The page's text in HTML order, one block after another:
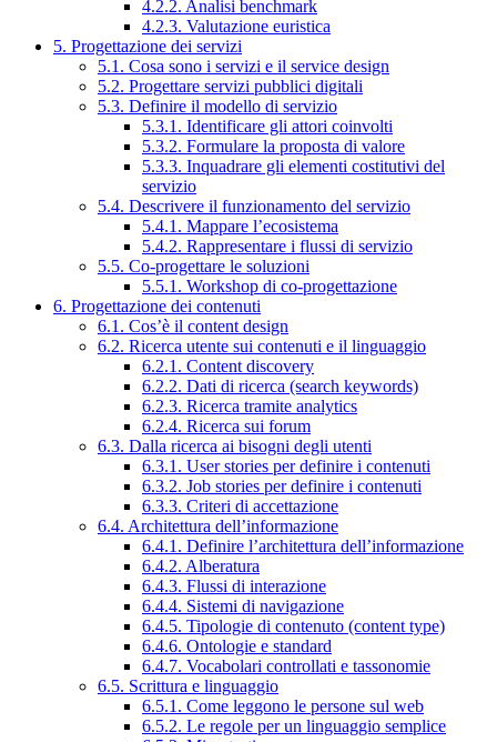
4.2.2. Analisi benchmark
4.2.3. Valutazione euristica
5. Progettazione dei servizi
5.1. Cosa sono i servizi e il service design
5.2. Progettare servizi pubblici digitali
5.3. Definire il modello di servizio
5.3.1. Identificare gli attori coinvolti
5.3.2. Formulare la proposta di valore
5.3.3. Inquadrare gli elementi costitutivi del
servizio
5.4. Descrivere il funzionamento del servizio
5.4.1. Mappare l’ecosistema
5.4.2. Rappresentare i flussi di servizio
5.5. Co-progettare le soluzioni
5.5.1. Workshop di co-progettazione
6. Progettazione dei contenuti
6.1. Cos’è il content design
6.2. Ricerca utente sui contenuti e il linguaggio
6.2.1. Content discovery
6.2.2. Dati di ricerca (search keywords)
6.2.3. Ricerca tramite analytics
6.2.4. Ricerca sui forum
6.3. Dalla ricerca ai bisogni degli utenti
6.3.1. User stories per definire i contenuti
6.3.2. Job stories per definire i contenuti
6.3.3. Criteri di accettazione
6.4. Architettura dell’informazione
6.4.1. Definire l’architettura dell’informazione
6.4.2. Alberatura
6.4.3. Flussi di interazione
6.4.4. Sistemi di navigazione
6.4.5. Tipologie di contenuto (content type)
6.4.6. Ontologie e standard
6.4.7. Vocabolari controllati e tassonomie
6.5. Scrittura e linguaggio
6.5.1. Come leggono le persone sul web
6.5.2. Le regole per un linguaggio semplice